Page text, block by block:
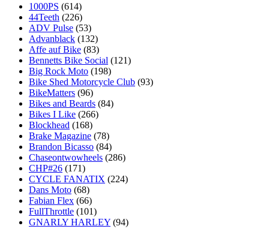
1000PS (614)
44Teeth (226)
ADV Pulse (53)
Advanblack (132)
Affe auf Bike (83)
Bennetts Bike Social (121)
Big Rock Moto (198)
Bike Shed Motorcycle Club (93)
BikeMatters (96)
Bikes and Beards (84)
Bikes I Like (266)
Blockhead (168)
Brake Magazine (78)
Brandon Bicasso (84)
Chaseontwowheels (286)
CHP#26 (171)
CYCLE FANATIX (224)
Dans Moto (68)
Fabian Flex (66)
FullThrottle (101)
GNARLY HARLEY (94)